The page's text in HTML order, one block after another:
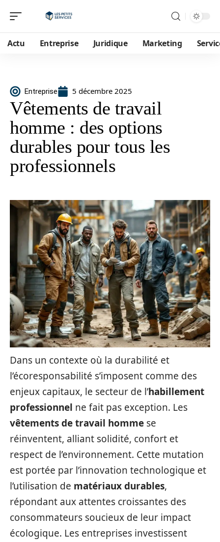
Actu Entreprise Juridique Marketing
Entreprise 5 décembre 2025
Vêtements de travail
homme : des options
durables pour tous les
professionnels
Dans un contexte où la durabilité et
l’écoresponsabilité s’imposent comme des
enjeux capitaux, le secteur de l’habillement
professionnel ne fait pas exception. Les
vêtements de travail homme se
réinventent, alliant solidité, confort et
respect de l’environnement. Cette mutation
est portée par l’innovation technologique et
l’utilisation de matériaux durables,
répondant aux attentes croissantes des
consommateurs soucieux de leur impact
écologique. Les entreprises investissent